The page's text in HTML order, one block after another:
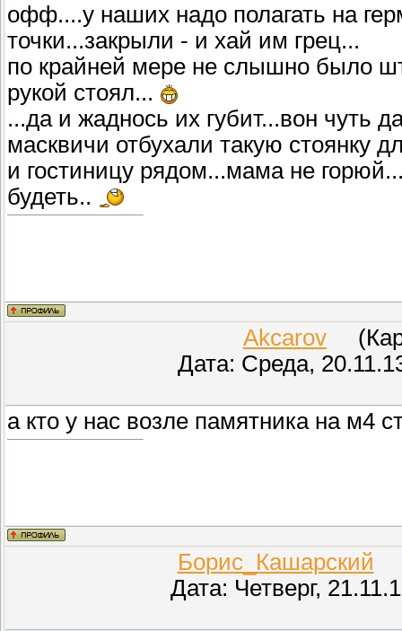
офф....у наших надо полагать на
точки...закрыли - и хай им грец...
по крайней мере не слышно было
рукой стоял...
...да и жаднось их губит...вон чуть
масквичи отбухали такую стоянку
и гостиницу рядом...мама не
будеть..
Akcarov
Дата: Среда,
а кто у нас возле памятника на м4
Борис_Кашарский
Дата: Четверг,